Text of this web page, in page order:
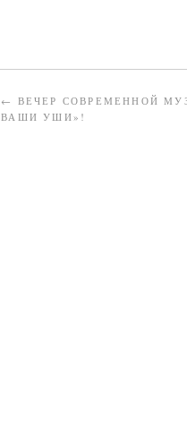
← ВЕЧЕР СОВРЕМЕННОЙ
ВАШИ УШИ»!